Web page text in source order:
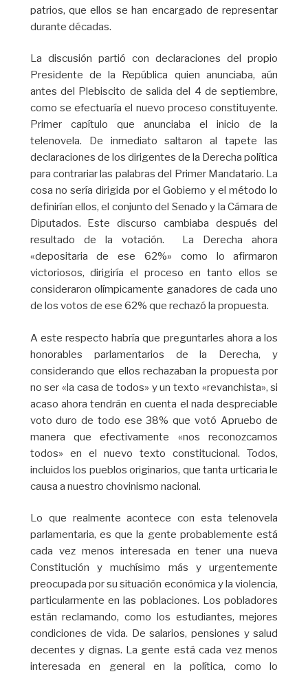
patrios, que ellos se han encargado de representar
durante décadas.
La discusión partió con declaraciones del propio
Presidente de la República quien anunciaba, aún
antes del Plebiscito de salida del 4 de septiembre,
como se efectuaría el nuevo proceso constituyente.
Primer capítulo que anunciaba el inicio de la
telenovela. De inmediato saltaron al tapete las
declaraciones de los dirigentes de la Derecha política
para contrariar las palabras del Primer Mandatario. La
cosa no sería dirigida por el Gobierno y el método lo
definirían ellos, el conjunto del Senado y la Cámara de
Diputados. Este discurso cambiaba después del
resultado de la votación. La Derecha ahora
«depositaria de ese 62%» como lo afirmaron
victoriosos, dirigiría el proceso en tanto ellos se
consideraron olímpicamente ganadores de cada uno
de los votos de ese 62% que rechazó la propuesta.
A este respecto habría que preguntarles ahora a los
honorables parlamentarios de la Derecha, y
considerando que ellos rechazaban la propuesta por
no ser «la casa de todos» y un texto «revanchista», si
acaso ahora tendrán en cuenta el nada despreciable
voto duro de todo ese 38% que votó Apruebo de
manera que efectivamente «nos reconozcamos
todos» en el nuevo texto constitucional. Todos,
incluidos los pueblos originarios, que tanta urticaria le
causa a nuestro chovinismo nacional.
Lo que realmente acontece con esta telenovela
parlamentaria, es que la gente probablemente está
cada vez menos interesada en tener una nueva
Constitución y muchísimo más y urgentemente
preocupada por su situación económica y la violencia,
particularmente en las poblaciones. Los pobladores
están reclamando, como los estudiantes, mejores
condiciones de vida. De salarios, pensiones y salud
decentes y dignas. La gente está cada vez menos
interesada en general en la política, como lo